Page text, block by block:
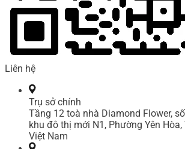
Liên hệ
Trụ sở chính
Tầng 12 toà nhà Diamond Flower,
khu đô thị mới N1, Phường Yên
Việt Nam